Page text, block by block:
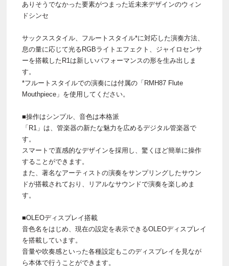
ありそうでなかった要素がつまった近未来デザインのウィン
ドシンセ
サックススタイル、フルートスタイル*に対応した演奏方法、
息の量に応じて光るRGBライトエフェクト、ジャイロセンサ
ーを搭載したR1は新しいパフォーマンスの形を生み出しま
す。
*フルートスタイルでの演奏には付属の「RMH87 Flute
Mouthpiece」を使用してください。
■操作はシンプル、音色は本格派
「R1」は、管楽器の新たな魅力を広めるデジタル管楽器で
す。
スマートで直感的なデザインを採用し、驚くほど簡単に操作
することができます。
また、著名なアーティストの演奏をサンプリングしたサウン
ドが搭載されており、リアルなサウンドで演奏を楽しめま
す。
■OLEOディスプレイ搭載
音色名をはじめ、現在の設定を表示できるOLEOディスプレイ
を搭載しています。
音量や吹奏感といった各種設定もこのディスプレイを見なが
ら本体で行うことができます。